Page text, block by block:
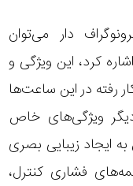
دار می‌توان
کرد، این ویژگی و
رفته در این ساعت‌ها
ویژگی‌های خاص
ایجاد زیبایی بصری
فشاری کنترل،